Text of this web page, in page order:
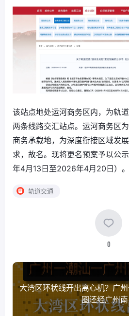
该站点地处运河商务区内，为轨
两条线路交汇站点。运河商务区
商务承载地，为深度衔接区域发
求，故名。现将更名预案予以公
年4月13日至2026年4月20日）。
轨道交通
0
大湾区环状线开出离心机？广
圈还经广州